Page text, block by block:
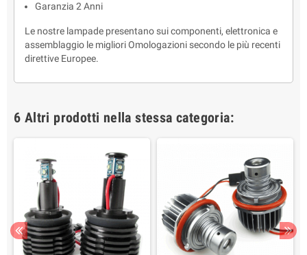
Garanzia 2 Anni
Le nostre lampade presentano sui componenti, elettronica e
assemblaggio le migliori Omologazioni secondo le più recenti
direttive Europee.
6 Altri prodotti nella stessa categoria: